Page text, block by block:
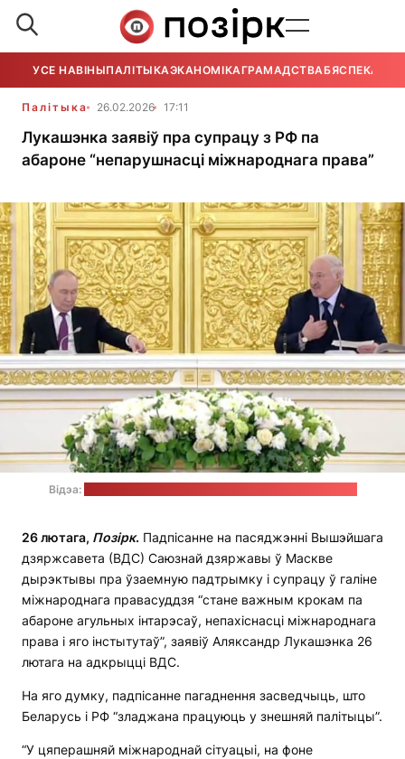
УСЕ НАВІНЫПАЛІТЫКАЭКАНОМІКАГРАМАДСТВАБЯСПЕКА
Палітыка 26.02.2026 17:11
Лукашэнка заявіў пра супрацу з РФ па
абароне “непарушнасці міжнароднага права”
Відэа:
26 лютага, Позірк. Падпісанне на пасяджэнні Вышэйшага
дзяржсавета (ВДС) Саюзнай дзяржавы ў Маскве
дырэктывы пра ўзаемную падтрымку і супрацу ў галіне
міжнароднага правасуддзя “стане важным крокам па
абароне агульных інтарэсаў, непахіснасці міжнароднага
права і яго інстытутаў”, заявіў Аляксандр Лукашэнка 26
лютага на адкрыцці ВДС.
На яго думку, падпісанне пагаднення засведчыць, што
Беларусь і РФ “зладжана працуюць у знешняй палітыцы”.
“У цяперашняй міжнароднай сітуацыі, на фоне